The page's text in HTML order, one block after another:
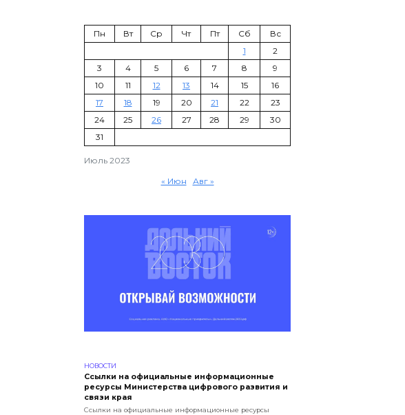
Июль 2023
Пн Вт Ср Чт Пт Сб
Вс
1
2
3
4 5 6 7 8
9
10
11 12 13 14 15
16
17
18 19 20 21 22
23
24
25 26 27 28 29
30
31
« Июн Авг »
НОВОСТИ
Ссылки на официальные информационные
ресурсы Министерства цифрового развития и
связи края
Ссылки на официальные информационные ресурсы